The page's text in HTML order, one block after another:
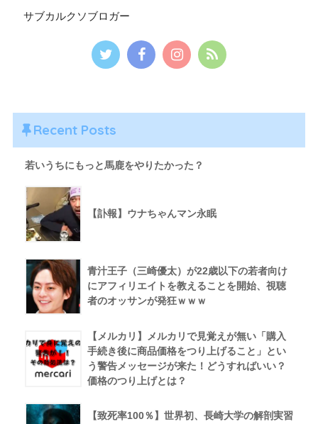
サブカルクソブロガー
Recent Posts
若いうちにもっと馬鹿をやりたかった？
【訃報】ウナちゃんマン永眠
青汁王子（三崎優太）が22歳以下の若者向け
にアフィリエイトを教えることを開始、視聴
者のオッサンが発狂ｗｗｗ
【メルカリ】メルカリで見覚えが無い「購入
手続き後に商品価格をつり上げること」とい
う警告メッセージが来た！どうすればいい？
価格のつり上げとは？
【致死率100％】世界初、長崎大学の解剖実習